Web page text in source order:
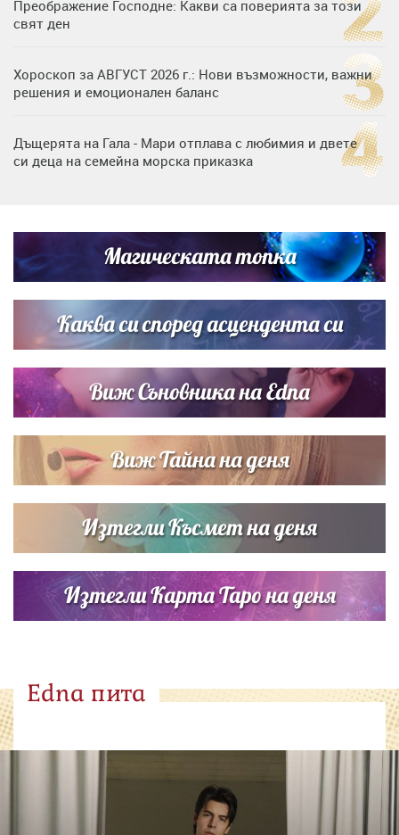
Преображение Господне: Какви са поверията за този
свят ден
Хороскоп за АВГУСТ 2026 г.: Нови възможности, важни
решения и емоционален баланс
Дъщерята на Гала - Мари отплава с любимия и двете
си деца на семейна морска приказка
Димов издадоха своето любимо място
Дъщерята на Тодор Батков вдигна сватба, Стоичков и
Братя Аргирови я изненадаха с песен
Магическата топка
Каква си според асцендента си
Виж Съновника на Edna
Виж Тайна на деня
Изтегли Късмет на деня
Изтегли Карта Таро на деня
Edna пита